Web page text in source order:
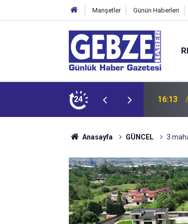
Manşetler Günün Haberleri
24 15:27
Anasayfa GÜNCEL 3